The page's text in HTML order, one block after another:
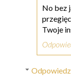
No bez
Twoje